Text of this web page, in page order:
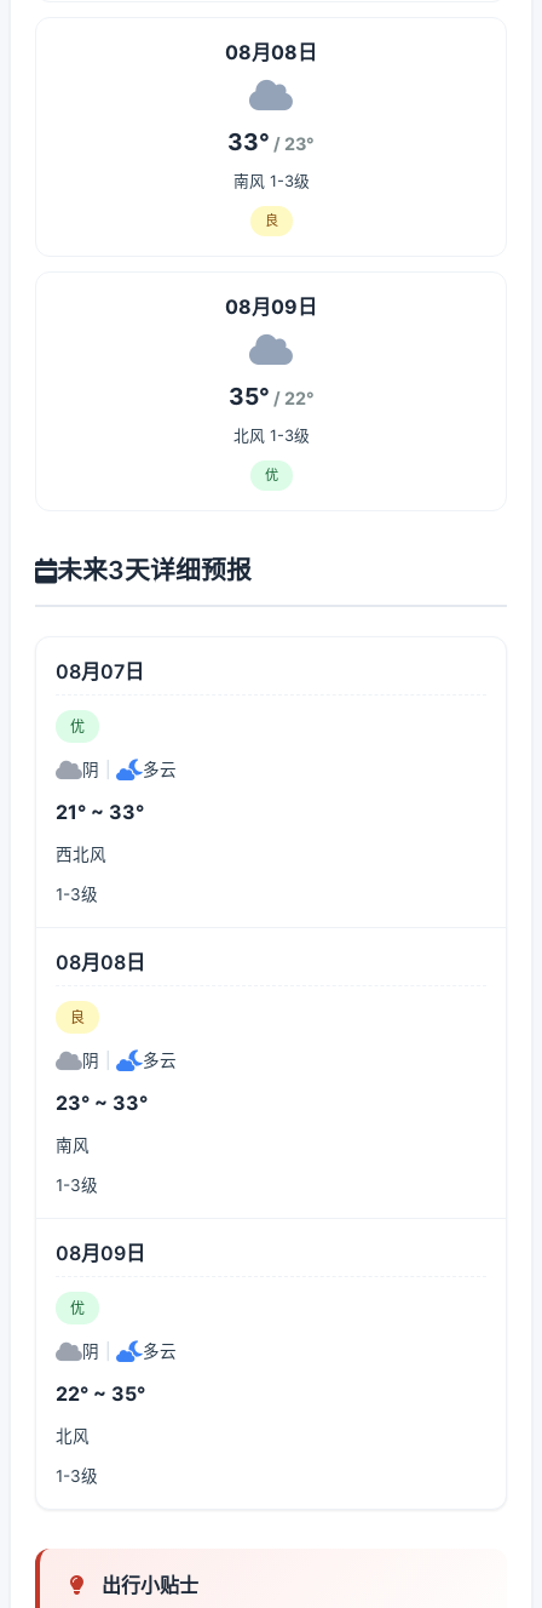
08月08日
33° / 23°
南风 1-3级
良
08月09日
35° / 22°
北风 1-3级
优
未来3天详细预报
08月07日
优
阴 多云
21° ~ 33°
西北风
1-3级
08月08日
良
阴 多云
23° ~ 33°
南风
1-3级
08月09日
优
阴 多云
22° ~ 35°
北风
1-3级
出行小贴士